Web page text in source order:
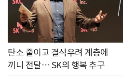
탄소 줄이고 결식우려 계층에
끼니 전달… SK의 행복 추구